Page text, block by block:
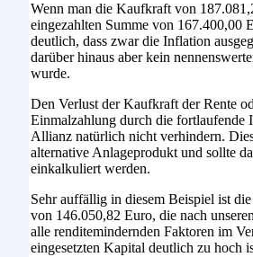
Wenn man die Kaufkraft von
eingezahlten Summe von 167.400,00
deutlich, dass zwar die Inflation
darüber hinaus aber kein
wurde.
Den Verlust der Kaufkraft der Rente
Einmalzahlung durch die fortlaufende
Allianz natürlich nicht verhindern.
alternative Anlageprodukt und sollte
einkalkuliert werden.
Sehr auffällig in diesem Beispiel ist
von 146.050,82 Euro, die nach
alle renditemindernden Faktoren im
eingesetzten Kapital deutlich zu hoch